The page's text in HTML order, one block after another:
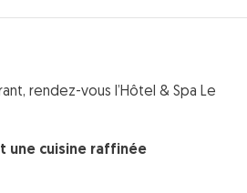
rendez-vous l’Hôtel & Spa Le
une cuisine raffinée